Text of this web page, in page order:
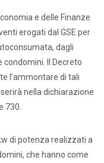
e delle Finanze
erogati dal GSE per
dagli
Il Decreto
l’ammontare di tali
nella dichiarazione
730.
di potenza realizzati a
che hanno come